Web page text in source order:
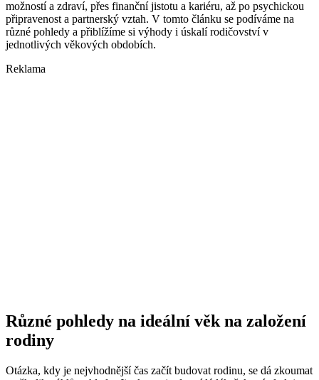
možností a zdraví, přes finanční jistotu a kariéru, až po psychickou
připravenost a partnerský vztah. V tomto článku se podíváme na
různé pohledy a přiblížíme si výhody i úskalí rodičovství v
jednotlivých věkových obdobích.
Reklama
Různé pohledy na ideální věk na založení
rodiny
Otázka, kdy je nejvhodnější čas začít budovat rodinu, se dá zkoumat